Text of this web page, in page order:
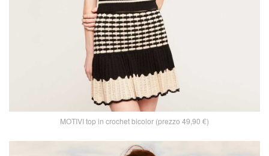
MOTIVI top in crochet bicolor (prezzo 49,90 €)